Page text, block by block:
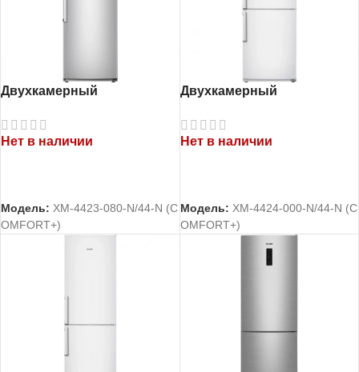
Двухкамерный
ХМ-4423-080-N
Нет в наличии
Модель: ХМ-4423-080-N/44-N (C
OMFORT+)
Двухкамерный
ХМ-4424-000-N
Нет в наличии
Модель: ХМ-4424-000-N/44-N (C
OMFORT+)